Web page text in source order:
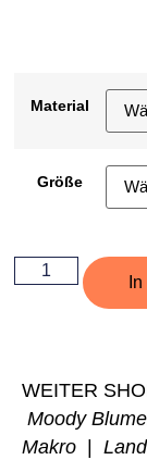
Material
Größe
WEITER
Moody
Makro